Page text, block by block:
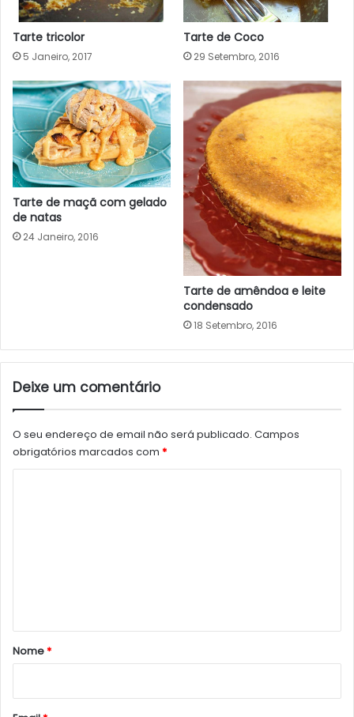
Tarte tricolor
5 Janeiro, 2017
Tarte de Coco
29 Setembro, 2016
Tarte de maçã com gelado
de natas
24 Janeiro, 2016
Tarte de amêndoa e leite
condensado
18 Setembro, 2016
Deixe um comentário
O seu endereço de email não será publicado. Campos
obrigatórios marcados com *
r
Nome*